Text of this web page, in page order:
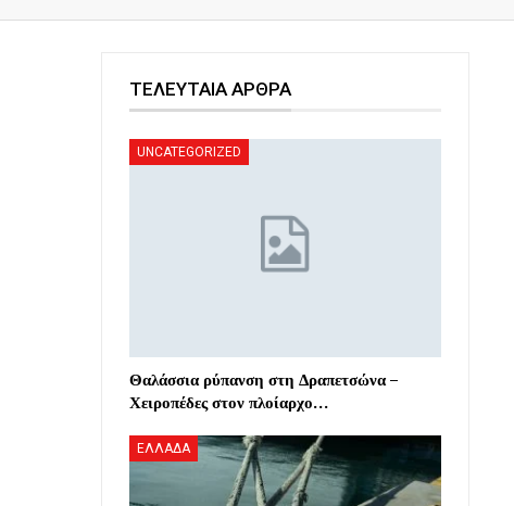
ΤΕΛΕΥΤΑΙΑ ΑΡΘΡΑ
UNCATEGORIZED
Θαλάσσια ρύπανση στη Δραπετσώνα –
Χειροπέδες στον πλοίαρχο…
ΕΛΛΑΔΑ